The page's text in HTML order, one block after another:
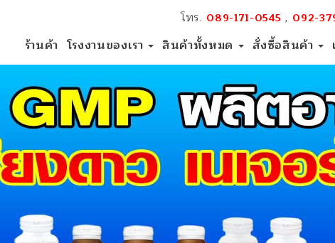
โทร. 089-171-0545 , 092-
ร้านค้า โรงงานของเรา สินค้าทั้งหมด สั่งซื้อสินค้า